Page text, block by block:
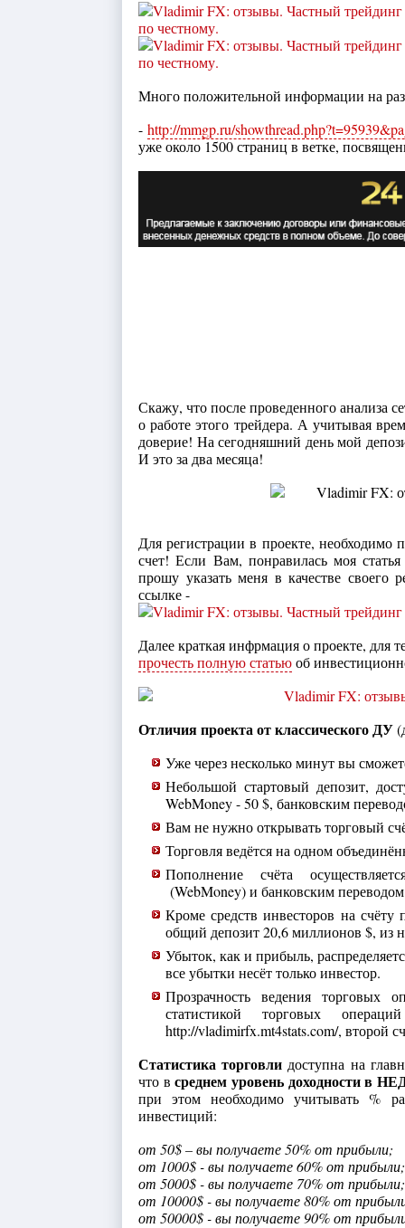
Много положительной информации на
- http://mmgp.ru/
уже около 1500 страниц в ветке,
Скажу, что после проведенного анализа
о работе этого трейдера. А учитывая
доверие! На сегодняшний день мой
И это за два месяца!
Для регистрации в проекте,
счет! Если Вам, понравилась моя
прошу указать меня в качестве своего
ссылке -
Далее краткая инфрмация о проекте, для
прочесть полную статьюоб
Отличия проекта от классического ДУ
Уже через несколько минут вы
Небольшой стартовый депозит,
WebMoney - 50 $, банковским
Вам не нужно открывать торговый
Торговля ведётся на одном
Пополнение счёта
(WebMoney) и банковским
Кроме средств инвесторов на счёту
общий депозит 20,6 миллионов $, из
Убыток, как и прибыль,
все убытки несёт только инвестор.
Прозрачность ведения торговых
статистикой торговых
http://vladimirfx.mt4stats.com/, второй
Статистика торговли доступна на
что всреднем уровень доходности в
при этом необходимо учитывать %
инвестиций:
от 50$ – вы получаете 50% от прибыли;
от 1000$ - вы получаете 60% от прибыли;
от 5000$ - вы получаете 70% от прибыли;
от 10000$ - вы получаете 80% от
от 50000$ - вы получаете 90% от